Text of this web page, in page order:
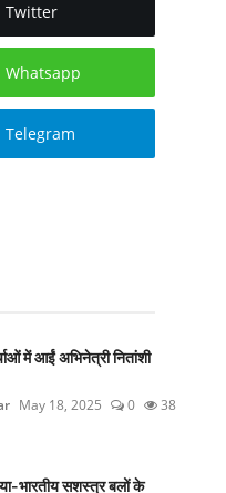
Twitter
Whatsapp
Telegram
में आईं अभिनेत्री नितांशी
May 18, 2025 0 38
भारतीय सशस्त्र बलों के